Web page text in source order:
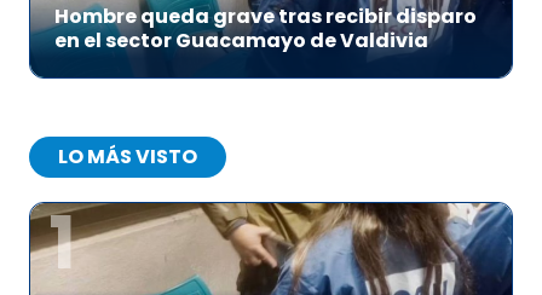
Hombre queda grave tras recibir disparo
en el sector Guacamayo de Valdivia
LO MÁS VISTO
1